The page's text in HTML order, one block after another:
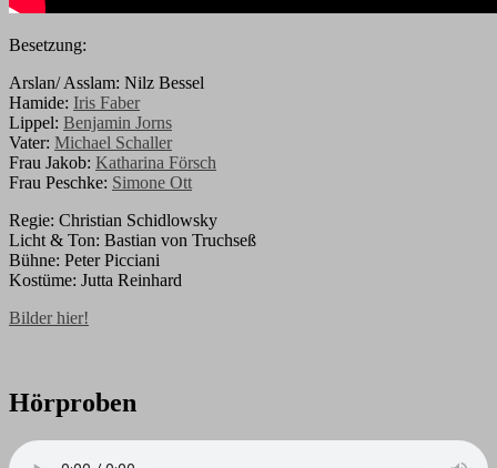
Besetzung:
Arslan/ Asslam: Nilz Bessel
Hamide: Iris Faber
Lippel: Benjamin Jorns
Vater: Michael Schaller
Frau Jakob: Katharina Försch
Frau Peschke: Simone Ott
Regie: Christian Schidlowsky
Licht & Ton: Bastian von Truchseß
Bühne: Peter Picciani
Kostüme: Jutta Reinhard
Bilder hier!
Hörproben